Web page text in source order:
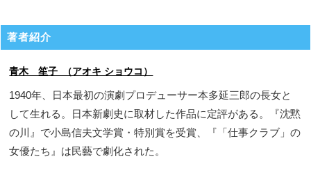
著者紹介
青木 笙子 （アオキ ショウコ）
1940年、日本最初の演劇プロデューサー本多延三郎の長女と
して生れる。日本新劇史に取材した作品に定評がある。『沈黙
の川』で小島信夫文学賞・特別賞を受賞、『「仕事クラブ」の
女優たち』は民藝で劇化された。